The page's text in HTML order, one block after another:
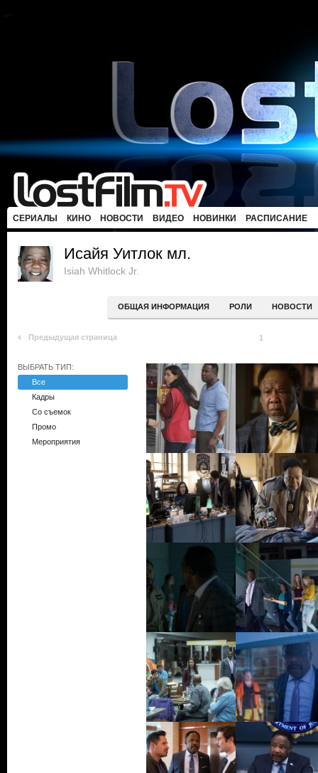
СЕРИАЛЫ КИНО НОВОСТИ ВИДЕО НОВИНКИ РАСПИСАНИЕ
Исайя Уитлок мл.
Isiah Whitlock Jr.
ОБЩАЯ ИНФОРМАЦИЯ РОЛИ НОВОСТИ
Предыдущая страница 1
ВЫБРАТЬ ТИП:
Все
Кадры
Со съемок
Промо
Мероприятия